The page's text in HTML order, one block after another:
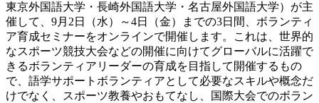
東京外国語大学・長崎外国語大学・名古屋外国語大学）が主
催して、9月2日（水）～4日（金）までの3日間、ボランティ
ア育成セミナーをオンラインで開催します。これは、世界的
なスポーツ競技大会などの開催に向けてグローバルに活躍で
きるボランティアリーダーの育成を目指して開催するもの
で、語学サポートボランティアとして必要なスキルや概念だ
けでなく、スポーツ教養やおもてなし、国際大会でのボラン